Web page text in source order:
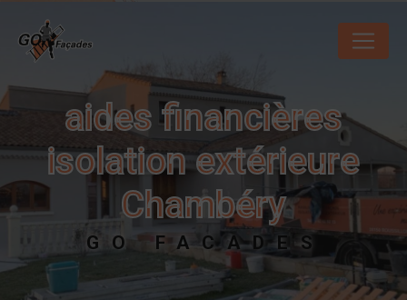
aides financières
isolation extérieure
Chambéry
GO FACADES